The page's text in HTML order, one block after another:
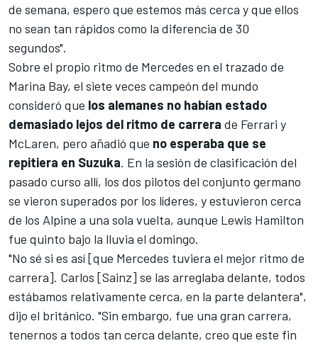
de semana, espero que estemos más cerca y que ellos
no sean tan rápidos como la diferencia de 30
segundos".
Sobre el propio ritmo de Mercedes en el trazado de
Marina Bay, el siete veces campeón del mundo
consideró que los alemanes no habían estado
demasiado lejos del ritmo de carrera de Ferrari y
McLaren, pero añadió que no esperaba que se
repitiera en Suzuka. En la sesión de clasificación del
pasado curso allí, los dos pilotos del conjunto germano
se vieron superados por los líderes, y estuvieron cerca
de los Alpine a una sola vuelta, aunque Lewis Hamilton
fue quinto bajo la lluvia el domingo.
"No sé si es así [que Mercedes tuviera el mejor ritmo de
carrera]. Carlos [Sainz] se las arreglaba delante, todos
estábamos relativamente cerca, en la parte delantera",
dijo el británico. "Sin embargo, fue una gran carrera,
tenernos a todos tan cerca delante, creo que este fin